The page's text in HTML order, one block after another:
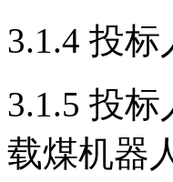
3.1.4 投
3.1.5 投
载煤机器